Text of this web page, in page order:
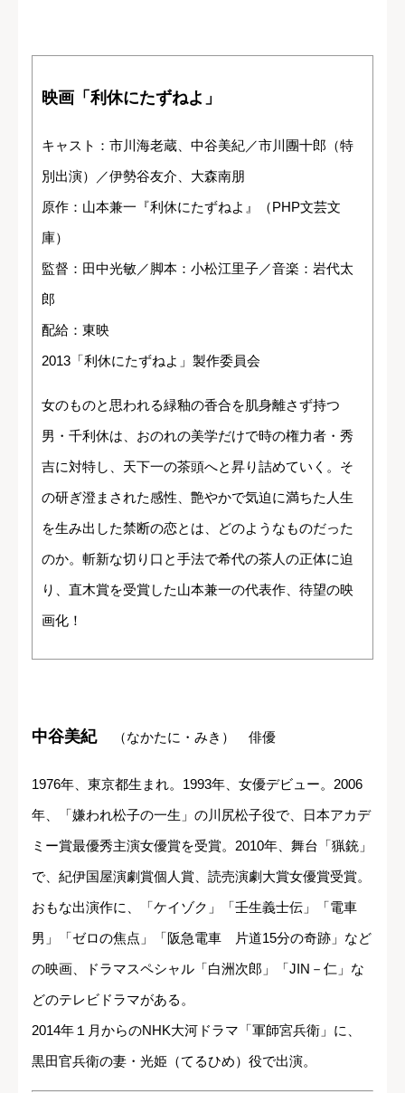
映画「利休にたずねよ」
キャスト：市川海老蔵、中谷美紀／市川團十郎（特
別出演）／伊勢谷友介、大森南朋
原作：山本兼一『利休にたずねよ』（PHP文芸文
庫）
監督：田中光敏／脚本：小松江里子／音楽：岩代太
郎
配給：東映
2013「利休にたずねよ」製作委員会
女のものと思われる緑釉の香合を肌身離さず持つ
男・千利休は、おのれの美学だけで時の権力者・秀
吉に対特し、天下一の茶頭へと昇り詰めていく。そ
の研ぎ澄まされた感性、艶やかで気迫に満ちた人生
を生み出した禁断の恋とは、どのようなものだった
のか。斬新な切り口と手法で希代の茶人の正体に迫
り、直木賞を受賞した山本兼一の代表作、待望の映
画化！
中谷美紀 （なかたに・みき） 俳優
1976年、東京都生まれ。1993年、女優デビュー。2006
年、「嫌われ松子の一生」の川尻松子役で、日本アカデ
ミー賞最優秀主演女優賞を受賞。2010年、舞台「猟銃」
で、紀伊国屋演劇賞個人賞、読売演劇大賞女優賞受賞。
おもな出演作に、「ケイゾク」「壬生義士伝」「電車
男」「ゼロの焦点」「阪急電車 片道15分の奇跡」など
の映画、ドラマスペシャル「白洲次郎」「JIN－仁」な
どのテレビドラマがある。
2014年１月からのNHK大河ドラマ「軍師宮兵衛」に、
黒田官兵衛の妻・光姫（てるひめ）役で出演。